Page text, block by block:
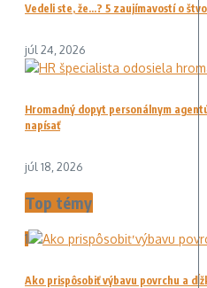
Vedeli ste, že…? 5 zaujímavostí o
júl 24, 2026
Hromadný dopyt personálnym
napísať
júl 18, 2026
Top témy
1
Ako prispôsobiť výbavu povrchu a